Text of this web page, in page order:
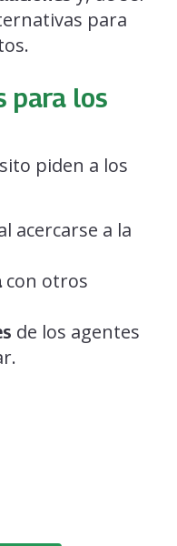
para
para los
piden a los
acercarse a la
con otros
de los agentes